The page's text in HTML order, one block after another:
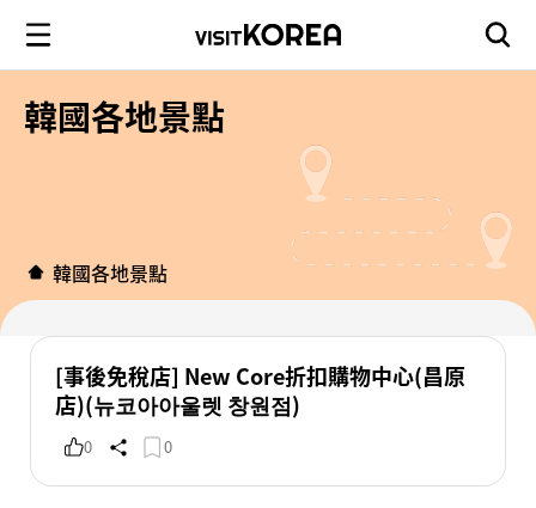
韓國各地景點
韓國各地景點
[事後免稅店] New Core折扣購物中心(昌原
店)(뉴코아아울렛 창원점)
0 0